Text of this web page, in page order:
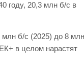
году, 20,3 млн б/с в
млн б/с (2025) до 8 млн
в целом нарастят